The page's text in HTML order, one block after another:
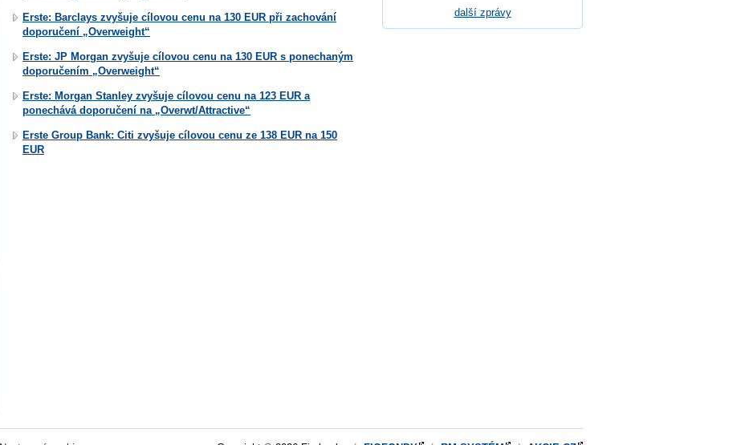
Erste: Barclays zvyšuje cílovou cenu na 130 EUR při zachování
doporučení „Overweight“
Erste: JP Morgan zvyšuje cílovou cenu na 130 EUR s ponechaným
doporučením „Overweight“
Erste: Morgan Stanley zvyšuje cílovou cenu na 123 EUR a
ponechává doporučení na „Overwt/Attractive“
Erste Group Bank: Citi zvyšuje cílovou cenu ze 138 EUR na 150
EUR
další zprávy